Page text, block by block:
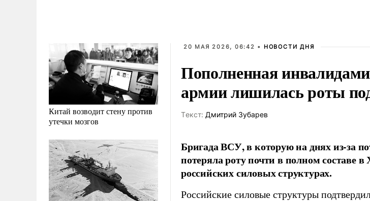
Китай возводит стену против
утечки мозгов
20 МАЯ 2026, 06:42 • НОВОСТИ ДНЯ
Пополненная
армии лишилась роты
Tекст: Дмитрий Зубарев
Бригада ВСУ, в которую на днях из-за
потеряла роту почти в полном составе
российских силовых структурах.
Российские силовые структуры